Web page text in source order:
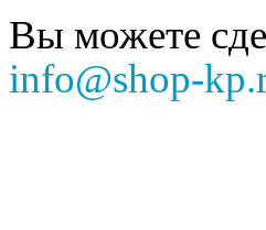
Вы можете
info@shop-